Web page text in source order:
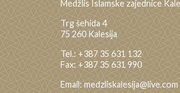
Medžlis Islamske zajednice
Trg šehida 4
75 260 Kalesija
Tel.: +387 35 631 132
Fax: +387 35 631 990
Email: medzliskalesija@live.com